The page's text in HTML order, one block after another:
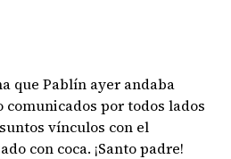
que Pablín ayer andaba
comunicados por todos lados
vínculos con el
con coca. ¡Santo padre!